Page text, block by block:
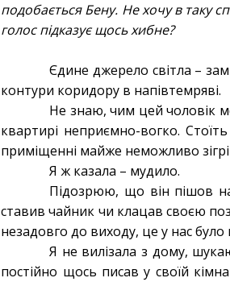
подобається Бену. Не хочу в таку
голос підказує щось хибне?
Єдине джерело світла –
контури коридору в напівтемряві.
Не знаю, чим цей чоловік
квартирі неприємно-вогко.
приміщенні майже неможливо
Я ж казала – мудило.
Підозрюю, що він пішов
ставив чайник чи клацав своєю
незадовго до виходу, це у нас
Я не вилізала з дому,
постійно щось писав у своїй